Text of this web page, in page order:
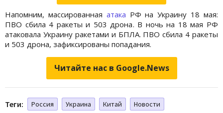
Напомним, массированная атака РФ на Украину 18 мая:
ПВО сбила 4 ракеты и 503 дрона. В ночь на 18 мая РФ
атаковала Украину ракетами и БПЛА. ПВО сбила 4 ракеты
и 503 дрона, зафиксированы попадания.
Читайте нас в Google.News
Теги: Россия Украина Китай Новости